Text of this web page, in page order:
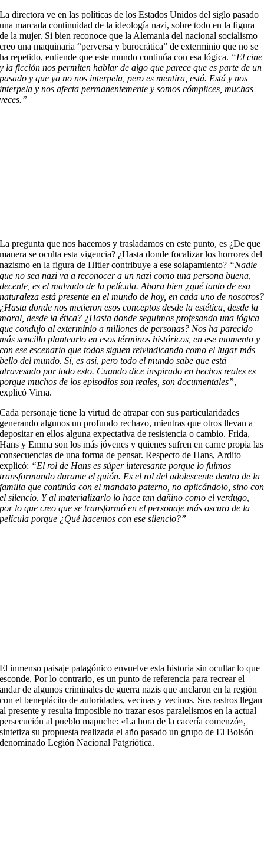
La directora ve en las políticas de los Estados Unidos del siglo pasado
una marcada continuidad de la ideología nazi, sobre todo en la figura
de la mujer. Si bien reconoce que la Alemania del nacional socialismo
creo una maquinaria “perversa y burocrática” de exterminio que no se
ha repetido, entiende que este mundo continúa con esa lógica. “El cine
y la ficción nos permiten hablar de algo que parece que es parte de un
pasado y que ya no nos interpela, pero es mentira, está. Está y nos
interpela y nos afecta permanentemente y somos cómplices, muchas
veces.”
La pregunta que nos hacemos y trasladamos en este punto, es ¿De que
manera se oculta esta vigencia? ¿Hasta donde focalizar los horrores del
nazismo en la figura de Hitler contribuye a ese solapamiento? “Nadie
que no sea nazi va a reconocer a un nazi como una persona buena,
decente, es el malvado de la película. Ahora bien ¿qué tanto de esa
naturaleza está presente en el mundo de hoy, en cada uno de nosotros?
¿Hasta donde nos metieron esos conceptos desde la estética, desde la
moral, desde la ética? ¿Hasta donde seguimos profesando una lógica
que condujo al exterminio a millones de personas? Nos ha parecido
más sencillo plantearlo en esos términos históricos, en ese momento y
con ese escenario que todos siguen reivindicando como el lugar más
bello del mundo. Sí, es así, pero todo el mundo sabe que está
atravesado por todo esto. Cuando dice inspirado en hechos reales es
porque muchos de los episodios son reales, son documentales”,
explicó Virna.
Cada personaje tiene la virtud de atrapar con sus particularidades
generando algunos un profundo rechazo, mientras que otros llevan a
depositar en ellos alguna expectativa de resistencia o cambio. Frida,
Hans y Emma son los más jóvenes y quienes sufren en carne propia las
consecuencias de una forma de pensar. Respecto de Hans, Ardito
explicó: “El rol de Hans es súper interesante porque lo fuimos
transformando durante el guión. Es el rol del adolescente dentro de la
familia que continúa con el mandato paterno, no aplicándolo, sino con
el silencio. Y al materializarlo lo hace tan dañino como el verdugo,
por lo que creo que se transformó en el personaje más oscuro de la
película porque ¿Qué hacemos con ese silencio?”
El inmenso paisaje patagónico envuelve esta historia sin ocultar lo que
esconde. Por lo contrario, es un punto de referencia para recrear el
andar de algunos criminales de guerra nazis que anclaron en la región
con el beneplácito de autoridades, vecinas y vecinos. Sus rastros llegan
al presente y resulta imposible no trazar esos paralelismos en la actual
persecución al pueblo mapuche: «La hora de la cacería comenzó»,
sintetiza su propuesta realizada el año pasado un grupo de El Bolsón
denominado Legión Nacional Patgriótica.